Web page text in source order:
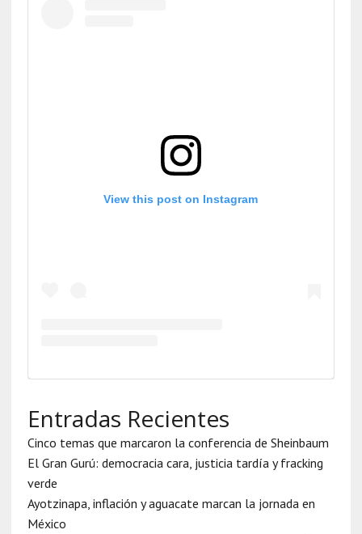
View this post on Instagram
Entradas Recientes
Cinco temas que marcaron la conferencia de Sheinbaum
El Gran Gurú: democracia cara, justicia tardía y fracking
verde
Ayotzinapa, inflación y aguacate marcan la jornada en
México